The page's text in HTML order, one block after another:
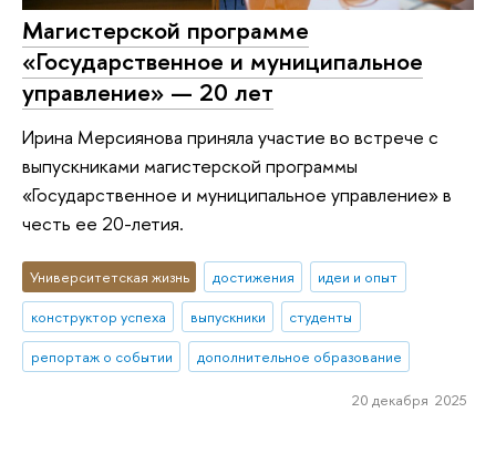
Магистерской программе
«Государственное и муниципальное
управление» — 20 лет
Ирина Мерсиянова приняла участие во встрече с
выпускниками магистерской программы
«Государственное и муниципальное управление» в
честь ее 20-летия.
Университетская жизнь достижения
идеи и опыт
конструктор успеха
выпускники
студенты
репортаж о событии
дополнительное образование
20 декабря 2025